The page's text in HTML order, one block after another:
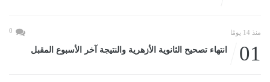
منذ 14 يومًا 0
01 انتهاء تصحيح الثانوية الأزهرية والنتيجة آخر الأسبوع المقبل